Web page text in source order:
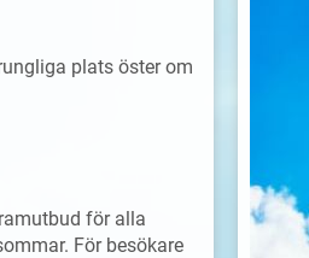
plats öster om
för alla
För besökare